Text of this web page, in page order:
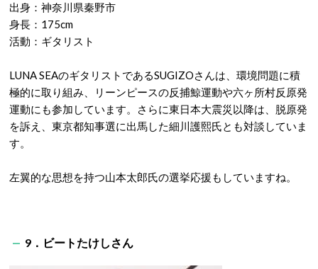
出身：神奈川県秦野市
身長：175cm
活動：ギタリスト
LUNA SEAのギタリストであるSUGIZOさんは、環境問題に積
極的に取り組み、リーンピースの反捕鯨運動や六ヶ所村反原発
運動にも参加しています。さらに東日本大震災以降は、脱原発
を訴え、東京都知事選に出馬した細川護熙氏とも対談していま
す。
左翼的な思想を持つ山本太郎氏の選挙応援もしていますね。
9．ビートたけしさん